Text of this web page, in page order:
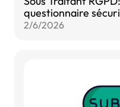
questionnaire
2/6/2026